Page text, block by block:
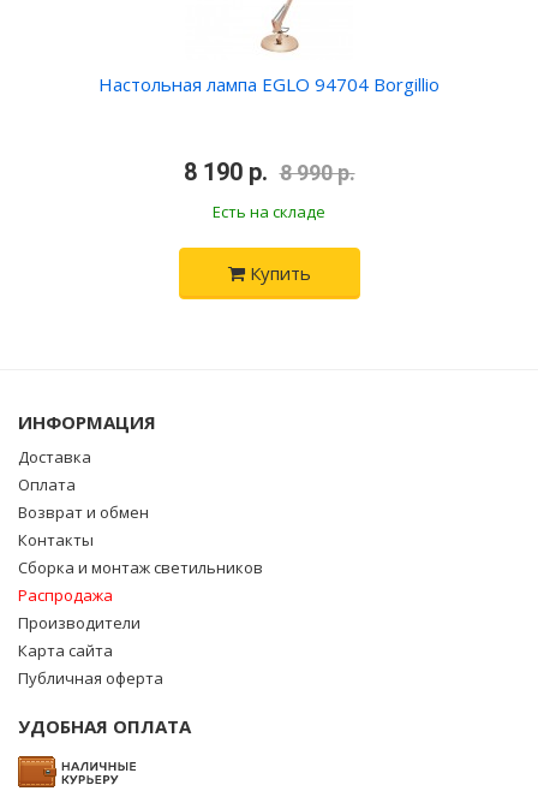
Настольная лампа EGLO 94704 Borgillio
8 190 р. 8 990 р.
Есть на складе
Купить
ИНФОРМАЦИЯ
Доставка
Оплата
Возврат и обмен
Контакты
Сборка и монтаж светильников
Распродажа
Производители
Карта сайта
Публичная оферта
УДОБНАЯ ОПЛАТА